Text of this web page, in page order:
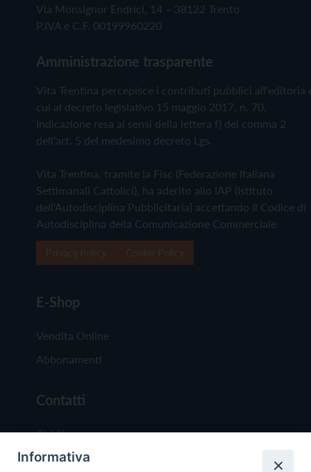
Via Monsignor Endrici, 14 – 38122 Trento
P.IVA e C.F. 00199960220
Amministrazione trasparente
Vita Trentina percepisce i contributi pubblici all'editoria
cui al decreto legislativo 15 maggio 2017, n. 70.
Indicazione resa ai sensi della lettera f) del comma 2
dell'art. 5 del medesimo decreto Lgs.
Vita Trentina, tramite la Fisc (Federazione Italiana
Settimanali Cattolici), ha aderito allo IAP (Istituto
dell'Autodisciplina Pubblicitaria) accettando il Codice di
Autodisciplina della Comunicazione Commerciale
E-Shop
Vendita Online
Abbonamenti
Contatti
Chi Siamo
Redazione
Informativa